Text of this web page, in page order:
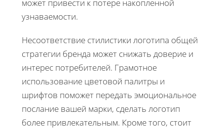
может привести к потере накопленной
узнаваемости.
Несоответствие стилистики логотипа общей
стратегии бренда может снижать доверие и
интерес потребителей. Грамотное
использование цветовой палитры и
шрифтов поможет передать эмоциональное
послание вашей марки, сделать логотип
более привлекательным. Кроме того, стоит